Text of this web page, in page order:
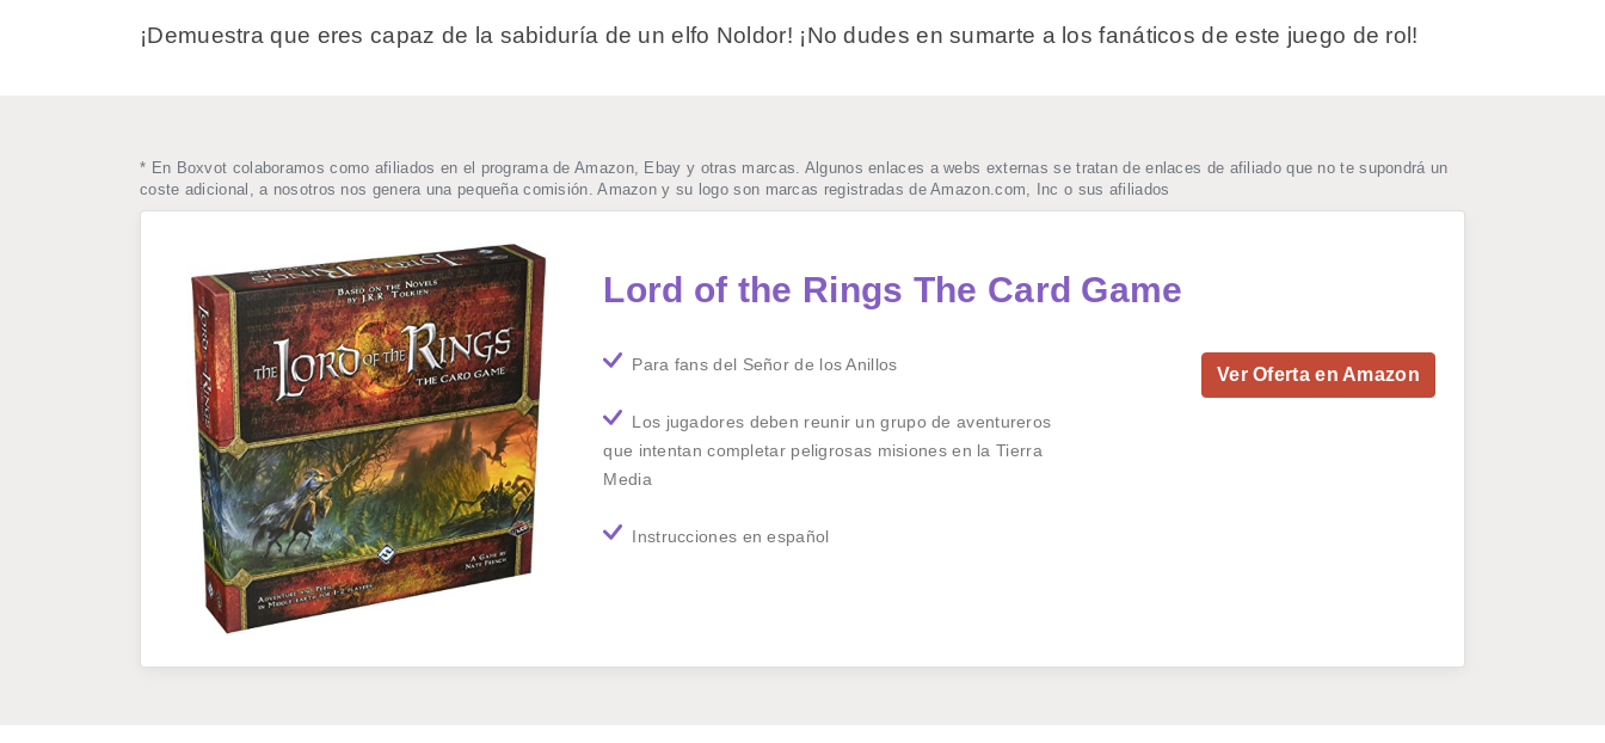
¡Demuestra que eres capaz de la sabiduría de un elfo Noldor! ¡No dudes en sumarte a los fanáticos de este juego de rol!
* En Boxvot colaboramos como afiliados en el programa de Amazon, Ebay y otras marcas. Algunos enlaces a webs externas se tratan de enlaces de afiliado que no te supondrá un
coste adicional, a nosotros nos genera una pequeña comisión. Amazon y su logo son marcas registradas de Amazon.com, Inc o sus afiliados
Lord of the Rings The Card Game
Para fans del Señor de los Anillos
Los jugadores deben reunir un grupo de aventureros
que intentan completar peligrosas misiones en la Tierra
Media
Instrucciones en español
Ver Oferta en Amazon